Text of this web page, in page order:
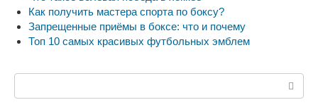
Как получить мастера спорта по боксу?
Запрещенные приёмы в боксе: что и почему
Топ 10 самых красивых футбольных эмблем